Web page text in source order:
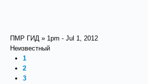
ПМР ГИД » 1pm - Jul 1, 2012
Неизвестный
1
2
3